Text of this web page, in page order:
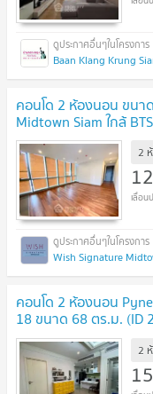
Baan Klang Krung
คอนโด 2 ห้องนอน ขนา
Midtown Siam ใกล้
2
Wish Signature
คอนโด 2 ห้องนอน
18 ขนาด 68 ตร.ม. (ID
2